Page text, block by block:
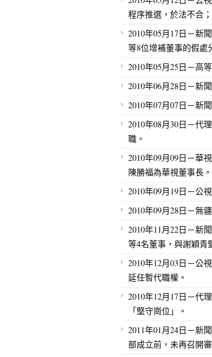
程序推選，於法不合
2010年05月17日－新
等8位增補董事的假處
2010年05月25日－高
2010年06月28日－新
2010年07月07日－新
2010年08月30日－代
職。
2010年09月09日－華
陳勝福為華視董事長。
2010年09月19日－公
2010年09月28日－無
2010年11月22日－新
等4名董事，與謝穎青
2010年12月03日－公
延任暫代職權。
2010年12月17日－代
「堅守崗位」。
2011年01月24日－新
部成立前，未再召開